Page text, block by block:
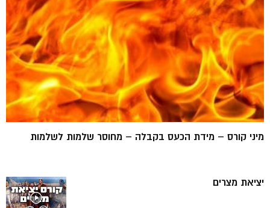
מיני קורס – מידת הכעס בקבלה – מחוסר שלמות לשלמות
יציאת מצרים